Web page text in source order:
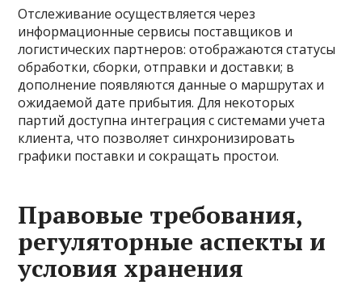
Отслеживание осуществляется через
информационные сервисы поставщиков и
логистических партнеров: отображаются статусы
обработки, сборки, отправки и доставки; в
дополнение появляются данные о маршрутах и
ожидаемой дате прибытия. Для некоторых
партий доступна интеграция с системами учета
клиента, что позволяет синхронизировать
графики поставки и сокращать простои.
Правовые требования,
регуляторные аспекты и
условия хранения